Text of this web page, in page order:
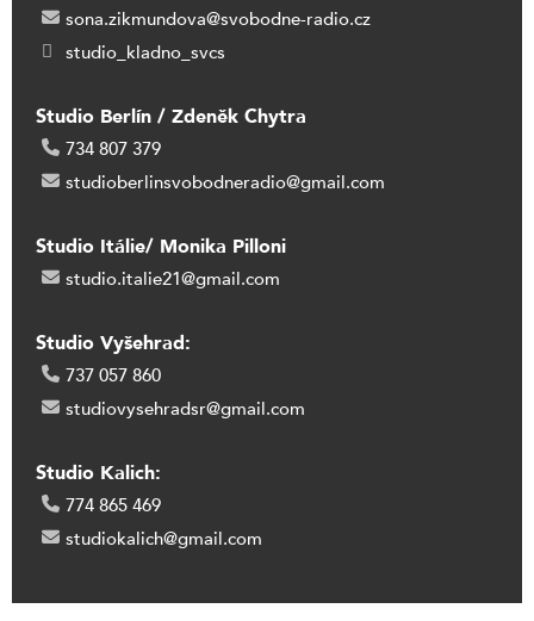
sona.zikmundova@svobodne-radio.cz
studio_kladno_svcs
Studio Berlín / Zdeněk Chytra
734 807 379
studioberlinsvobodneradio@gmail.com
Studio Itálie/ Monika Pilloni
studio.italie21@gmail.com
Studio Vyšehrad:
737 057 860
studiovysehradsr@gmail.com
Studio Kalich:
774 865 469
studiokalich@gmail.com